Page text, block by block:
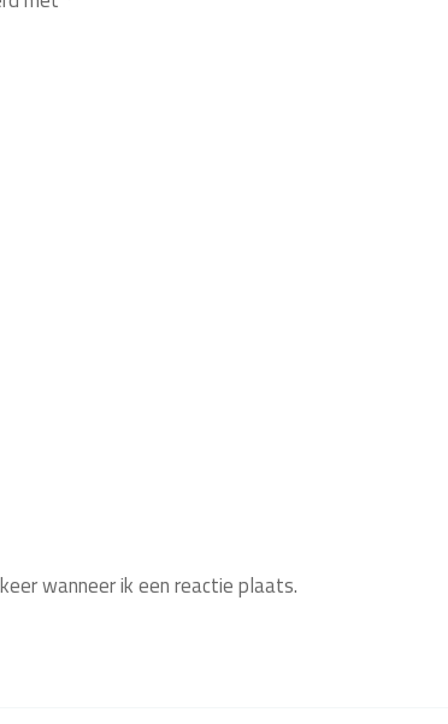
wanneer ik een reactie plaats.